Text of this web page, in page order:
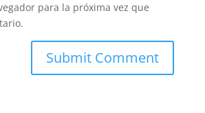
para la próxima vez que